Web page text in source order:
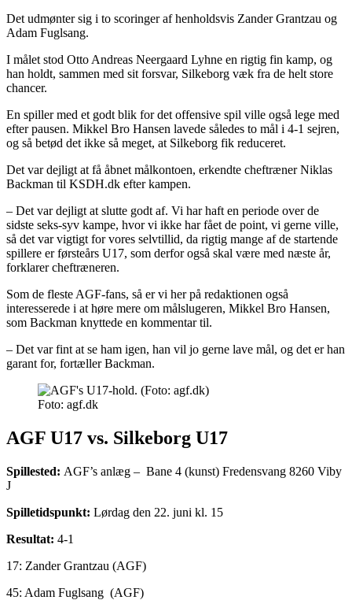
Det udmønter sig i to scoringer af henholdsvis Zander Grantzau og
Adam Fuglsang.
I målet stod Otto Andreas Neergaard Lyhne en rigtig fin kamp, og
han holdt, sammen med sit forsvar, Silkeborg væk fra de helt store
chancer.
En spiller med et godt blik for det offensive spil ville også lege med
efter pausen. Mikkel Bro Hansen lavede således to mål i 4-1 sejren,
og så betød det ikke så meget, at Silkeborg fik reduceret.
Det var dejligt at få åbnet målkontoen, erkendte cheftræner Niklas
Backman til KSDH.dk efter kampen.
– Det var dejligt at slutte godt af. Vi har haft en periode over de
sidste seks-syv kampe, hvor vi ikke har fået de point, vi gerne ville,
så det var vigtigt for vores selvtillid, da rigtig mange af de startende
spillere er førsteårs U17, som derfor også skal være med næste år,
forklarer cheftræneren.
Som de fleste AGF-fans, så er vi her på redaktionen også
interesserede i at høre mere om målslugeren, Mikkel Bro Hansen,
som Backman knyttede en kommentar til.
– Det var fint at se ham igen, han vil jo gerne lave mål, og det er han
garant for, fortæller Backman.
Foto: agf.dk
AGF U17 vs. Silkeborg U17
Spillested: AGF’s anlæg – Bane 4 (kunst) Fredensvang 8260 Viby
J
Spilletidspunkt: Lørdag den 22. juni kl. 15
Resultat: 4-1
17: Zander Grantzau (AGF)
45: Adam Fuglsang (AGF)